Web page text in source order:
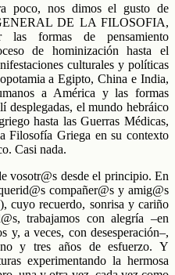
poco, nos dimos el gusto de
DE LA FILOSOFIA,
las formas de pensamiento
de hominización hasta el
culturales y políticas
a Egipto, China e India,
a América y las formas
desplegadas, el mundo hebráico
hasta las Guerras Médicas,
Filosofía Griega en su contexto
Casi nada.
vosotr@s desde el principio. En
compañer@s y amig@s
cuyo recuerdo, sonrisa y cariño
trabajamos con alegría –en
y, a veces, con desesperación–,
y tres años de esfuerzo. Y
experimentando la hermosa